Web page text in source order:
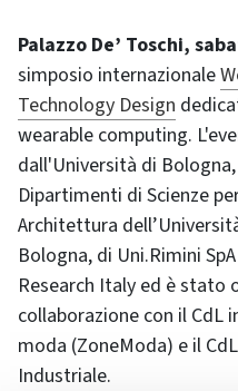
Palazzo De’ Toschi,
simposio internazionale
Technology Design
wearable computing.
dall'Università di
Dipartimenti di Scienze
Architettura
Bologna, di Uni.Rimini
Research Italy ed è
collaborazione con il CdL
moda (ZoneModa) e il
Industriale.